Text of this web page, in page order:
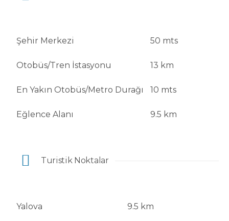
Şehir Merkezi 50 mts
Otobüs/Tren İstasyonu 13 km
En Yakın Otobüs/Metro Durağı 10 mts
Eğlence Alanı 9.5 km
Turistik Noktalar
Yalova 9.5 km